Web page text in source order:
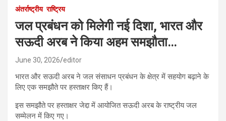
अंतर्राष्ट्रीय राष्ट्रिय
जल प्रबंधन को मिलेगी नई दिशा, भारत और
सऊदी अरब ने किया अहम समझौता…
June 30, 2026 editor
भारत और सऊदी अरब ने जल संसाधन प्रबंधन के क्षेत्र में सहयोग बढ़ाने के
लिए एक समझौते पर हस्ताक्षर किए हैं।
इस समझौते पर हस्ताक्षर जेद्दा में आयोजित सऊदी अरब के राष्ट्रीय जल
सम्मेलन में किए गए।